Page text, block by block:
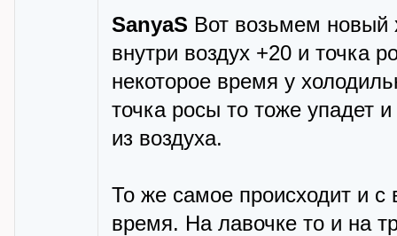
SanyaS Вот возьмем новый
внутри воздух +20 и точка
некоторое время у
точка росы то тоже упадет
из воздуха.
То же самое происходит и с
время. На лавочке то и на